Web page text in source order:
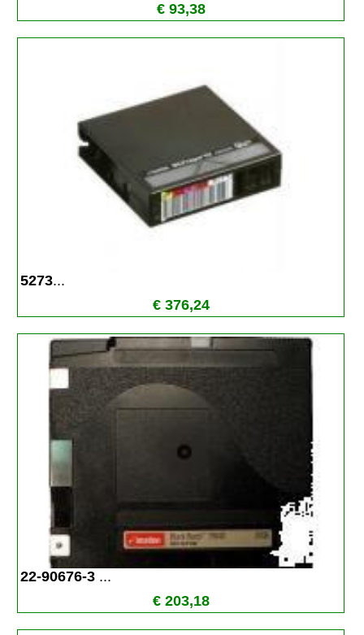
€ 93,38
5273...
€ 376,24
22-90676-3 ...
€ 203,18